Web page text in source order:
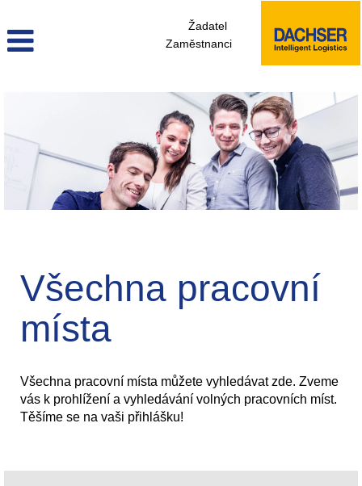
Žadatel
Zaměstnanci
Všechna pracovní
místa
Všechna pracovní místa můžete vyhledávat zde. Zveme
vás k prohlížení a vyhledávání volných pracovních míst.
Těšíme se na vaši přihlášku!